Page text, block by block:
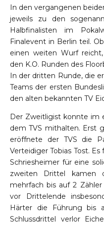
In den vergangenen
jeweils zu den
Halbfinalisten im
Finalevent in Berlin teil.
einen weiten Wurf
den K.O. Runden des
In der dritten Runde, die
Teams der ersten
den alten bekannten TV
Der Zweitligist konnte
dem TVS mithalten. Erst
eröffnete der TVS die
Verteidiger Tobias Tost.
Schriesheimer für eine
zweiten Drittel kamen
mehrfach bis auf 2
vor Drittelende
Härter die Führung bis
Schlussdrittel verlor